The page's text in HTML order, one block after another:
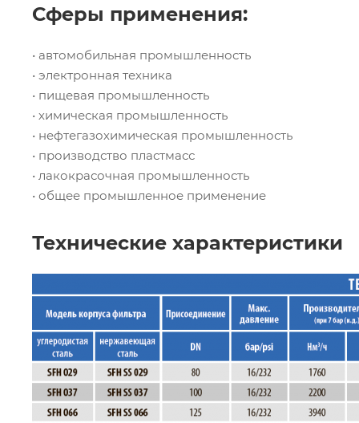
Сферы применения:
• автомобильная промышленность
• электронная техника
• пищевая промышленность
• химическая промышленность
• нефтегазохимическая промышленность
• производство пластмасс
• лакокрасочная промышленность
• общее промышленное применение
Технические характеристики